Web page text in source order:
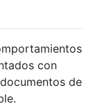
== null);
)
(
con
de